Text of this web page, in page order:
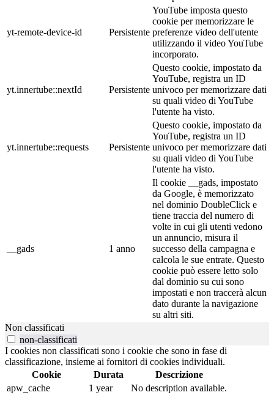
yt-remote-device-id Persistente
YouTube imposta questo
cookie per memorizzare le
preferenze video dell'utente
utilizzando il video YouTube
incorporato.
yt.innertube::nextId Persistente
Questo cookie, impostato da
YouTube, registra un ID
univoco per memorizzare dati
su quali video di YouTube
l'utente ha visto.
yt.innertube::requests Persistente
Questo cookie, impostato da
YouTube, registra un ID
univoco per memorizzare dati
su quali video di YouTube
l'utente ha visto.
__gads 1 anno
Il cookie __gads, impostato
da Google, è memorizzato
nel dominio DoubleClick e
tiene traccia del numero di
volte in cui gli utenti vedono
un annuncio, misura il
successo della campagna e
calcola le sue entrate. Questo
cookie può essere letto solo
dal dominio su cui sono
impostati e non traccerà alcun
dato durante la navigazione
su altri siti.
Non classificati
non-classificati
I cookies non classificati sono i cookie che sono in fase di
classificazione, insieme ai fornitori di cookies individuali.
Cookie
Durata
Descrizione
apw_cache
1 year
No description available.